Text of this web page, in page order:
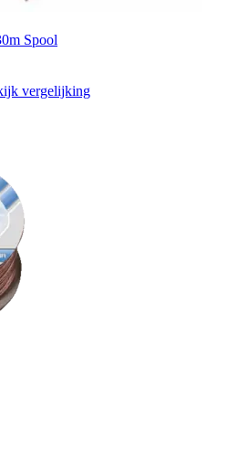
Spool
vergelijking